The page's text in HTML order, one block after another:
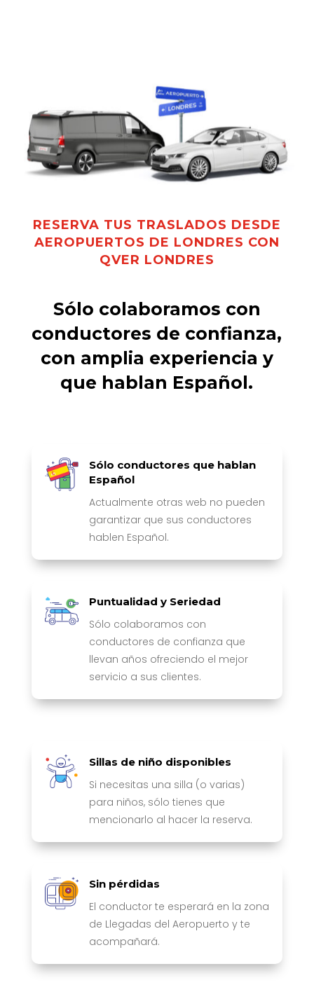
RESERVA TUS TRASLADOS DESDE
AEROPUERTOS DE LONDRES CON
QVER LONDRES
Sólo colaboramos con
conductores de confianza,
con amplia experiencia y
que hablan Español.
Sólo conductores que hablan
Español
Actualmente otras web no pueden
garantizar que sus conductores
hablen Español.
Puntualidad y Seriedad
Sólo colaboramos con
conductores de confianza que
llevan años ofreciendo el mejor
servicio a sus clientes.
Sillas de niño disponibles
Si necesitas una silla (o varias)
para niños, sólo tienes que
mencionarlo al hacer la reserva.
Sin pérdidas
El conductor te esperará en la zona
de Llegadas del Aeropuerto y te
acompañará.